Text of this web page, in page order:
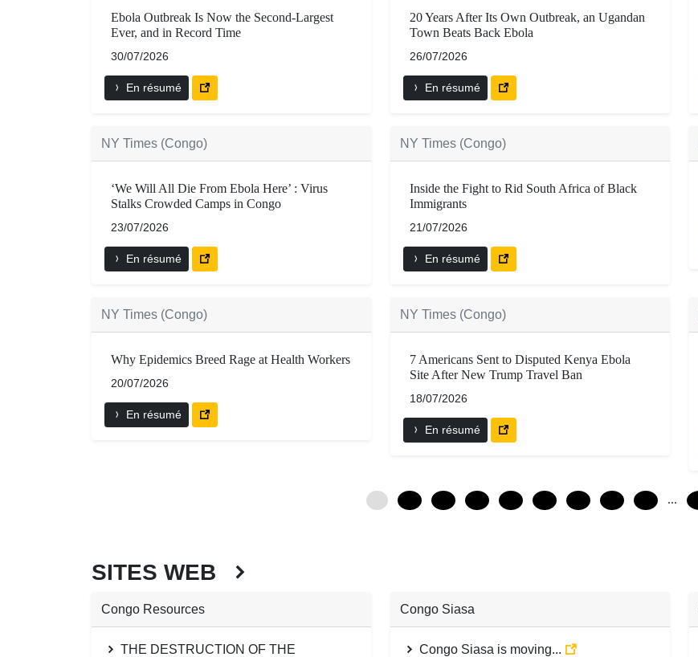
Ebola Outbreak Is Now the Second-Largest
Ever, and in Record Time
30/07/2026
En résumé
20 Years After Its Own Outbreak, an Ugandan
Town Beats Back Ebola
26/07/2026
En résumé
NY Times (Congo)
‘We Will All Die From Ebola Here’ : Virus
Stalks Crowded Camps in Congo
23/07/2026
En résumé
NY Times (Congo)
Inside the Fight to Rid South Africa of Black
Immigrants
21/07/2026
En résumé
NY Times (Congo)
Why Epidemics Breed Rage at Health Workers
20/07/2026
En résumé
NY Times (Congo)
7 Americans Sent to Disputed Kenya Ebola
Site After New Trump Travel Ban
18/07/2026
En résumé
...
SITES WEB
Congo Resources
THE DESTRUCTION OF THE
Congo Siasa
Congo Siasa is moving...